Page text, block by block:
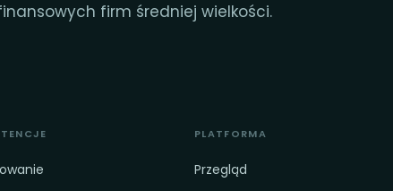
firm średniej wielkości.
PLATFORMA
Przegląd